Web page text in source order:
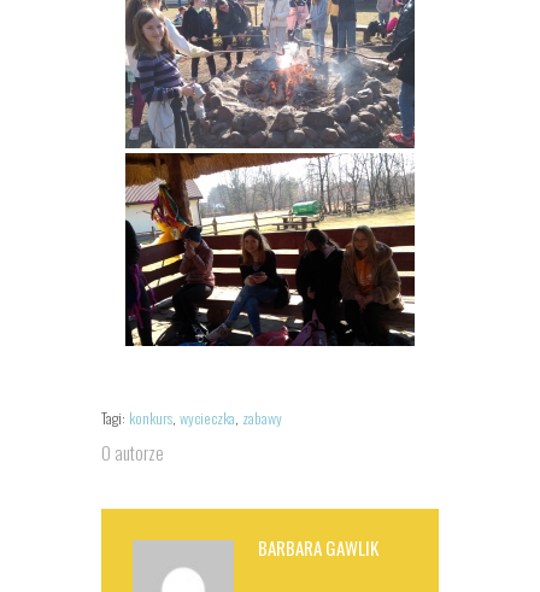
Tagi: konkurs, wycieczka, zabawy
O autorze
BARBARA GAWLIK